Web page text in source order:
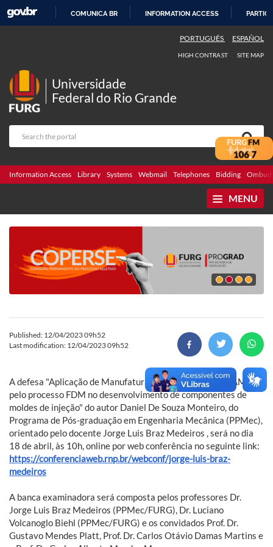
COMUNICA BR INFORMATION ACCESS
PORTUGUÊS ESPAÑOL
HIGH CONTRAST SITE MAP
Universidade
Federal do Rio Grande
Information Access Library Systems Webmail Telephones Bidding
MENU
Published: 12/04/2023 09h52
Last modification: 12/04/2023 09h52
A defesa "Aplicação de Manufatura Aditiva Metálica (MAM)
pelo processo FDM no desenvolvimento de componentes de
moldes de injeção" do autor Daniel De Souza Monteiro, do
Programa de Pós-graduação em Engenharia Mecânica (PPMec),
orientado pelo docente Jorge Luis Braz Medeiros , será no dia
18 de abril, às 10h, online por web conferência no seguinte link:
https://conferenciaweb.rnp.br/webconf/jorge-luis-braz-
medeiros
A banca examinadora será composta pelos professores Dr.
Jorge Luis Braz Medeiros (PPMec/FURG), Dr. Luciano
Volcanoglo Biehl (PPMec/FURG) e os convidados Prof. Dr.
Gustavo Mendes Platt, Prof. Dr. Carlos Otávio Damas Martins e